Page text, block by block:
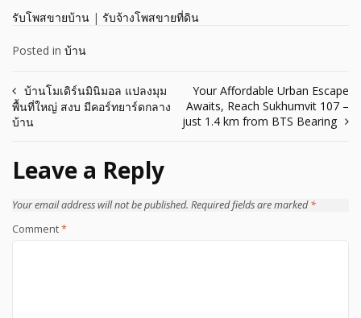
รับโพสขายบ้าน | รับจ้างโพสขายที่ดิน
Posted in บ้าน
Post
navigation
บ้านโมเดิร์นมินิมอล แปลงมุม
พื้นที่ใหญ่ สงบ มีคอร์ทยาร์ดกลาง
บ้าน
Your Affordable Urban Escape
Awaits, Reach Sukhumvit 107 –
just 1.4 km from BTS Bearing
Leave a Reply
Your email address will not be published. Required fields are marked*
Comment*